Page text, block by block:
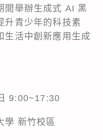
間舉辦生成式 AI 黑
升青少年的科技素
生活中創新應用生成
9:00~17:30
學 新竹校區